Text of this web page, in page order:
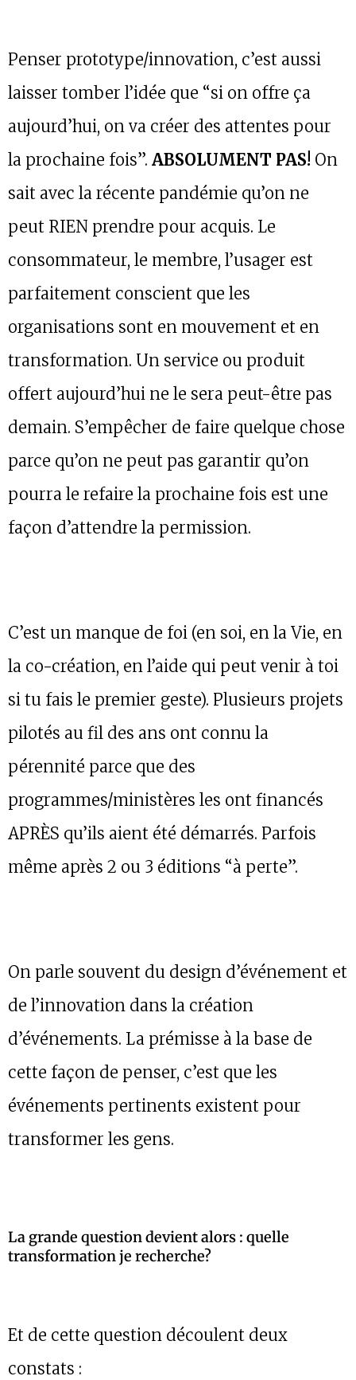
Penser prototype/innovation, c’est aussi
laisser tomber l’idée que “si on offre ça
aujourd’hui, on va créer des attentes pour
la prochaine fois”. ABSOLUMENT PAS! On
sait avec la récente pandémie qu’on ne
peut RIEN prendre pour acquis. Le
consommateur, le membre, l’usager est
parfaitement conscient que les
organisations sont en mouvement et en
transformation. Un service ou produit
offert aujourd’hui ne le sera peut-être pas
demain. S’empêcher de faire quelque chose
parce qu’on ne peut pas garantir qu’on
pourra le refaire la prochaine fois est une
façon d’attendre la permission.
C’est un manque de foi (en soi, en la Vie, en
la co-création, en l’aide qui peut venir à toi
si tu fais le premier geste). Plusieurs projets
pilotés au fil des ans ont connu la
pérennité parce que des
programmes/ministères les ont financés
APRÈS qu’ils aient été démarrés. Parfois
même après 2 ou 3 éditions “à perte”.
On parle souvent du design d’événement et
de l’innovation dans la création
d’événements. La prémisse à la base de
cette façon de penser, c’est que les
événements pertinents existent pour
transformer les gens.
La grande question devient alors : quelle
transformation je recherche?
Et de cette question découlent deux
constats :